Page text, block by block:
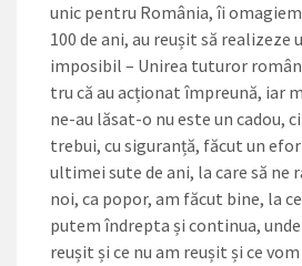
unic pentru România, îi omagiem
100 de ani, au reușit să realizeze
imposibil – Unirea tu­turor
tru că au acționat împreună, iar
ne-au lăsat-o nu este un cadou,
trebui, cu siguranță, fă­cut un
ultimei sute de ani, la care să ne
noi, ca popor, am făcut bine, la
putem îndrepta și continua,
reușit și ce nu am reușit și ce